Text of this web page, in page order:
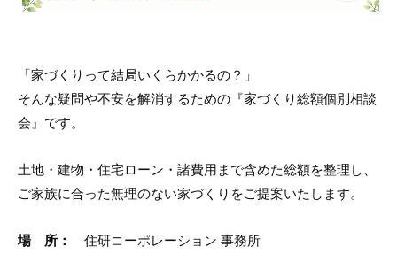
「家づくりって結局いくらかかるの？」
そんな疑問や不安を解消するための『家づくり総額個別相談
会』です。
土地・建物・住宅ローン・諸費用まで含めた総額を整理し、
ご家族に合った無理のない家づくりをご提案いたします。
場 所： 住研コーポレーション 事務所